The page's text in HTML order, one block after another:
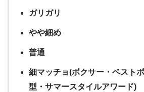
ガリガリ
やや細め
普通
細マッチョ(ボクサー・ベスト
型・サマースタイルアワード)